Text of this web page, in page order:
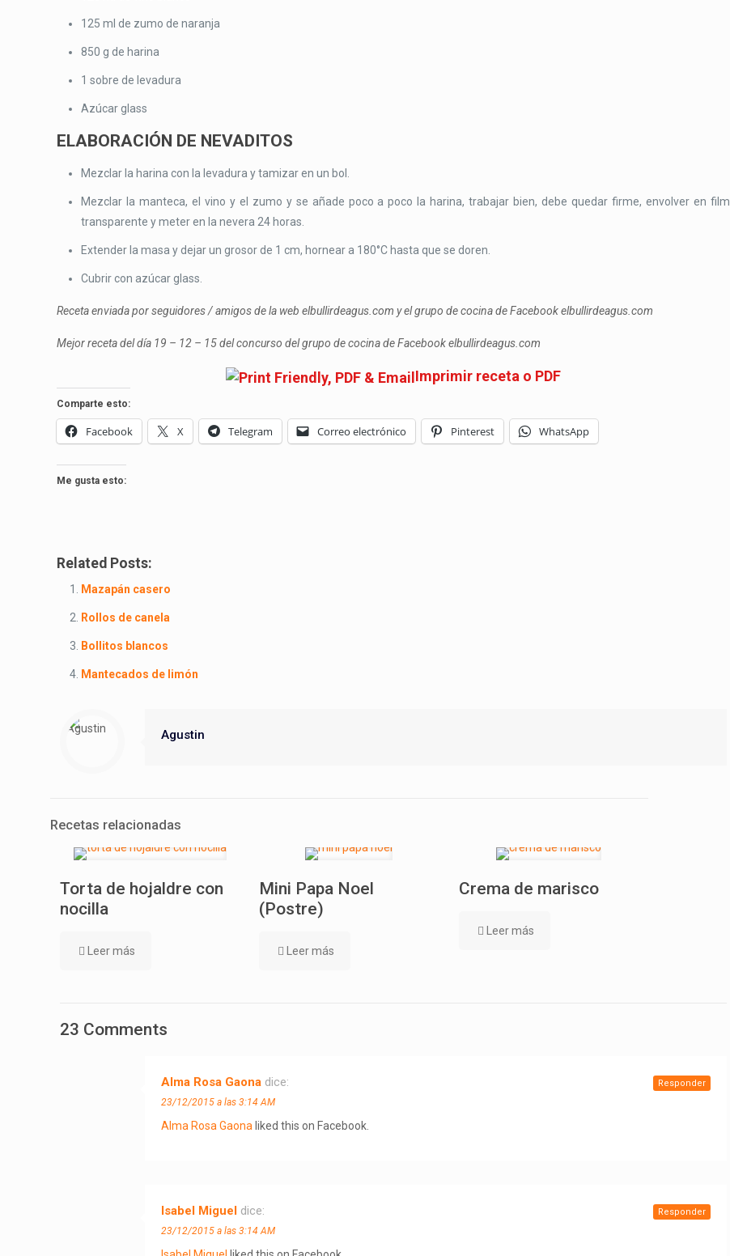
125 ml de zumo de naranja
850 g de harina
1 sobre de levadura
Azúcar glass
ELABORACIÓN DE NEVADITOS
Mezclar la harina con la levadura y tamizar en un bol.
Mezclar la manteca, el vino y el zumo y se añade poco a poco la harina, trabajar bien, debe quedar firme, envolver en film
transparente y meter en la nevera 24 horas.
Extender la masa y dejar un grosor de 1 cm, hornear a 180°C hasta que se doren.
Cubrir con azúcar glass.
Receta enviada por seguidores / amigos de la web elbullirdeagus.com y el grupo de cocina de Facebook elbullirdeagus.com
Mejor receta del día 19 – 12 – 15 del concurso del grupo de cocina de Facebook elbullirdeagus.com
Imprimir receta o PDF
Comparte esto:
Facebook X Telegram Correo electrónico Pinterest WhatsApp
Me gusta esto:
Related Posts:
Mazapán casero
Rollos de canela
Bollitos blancos
Mantecados de limón
Agustin
Recetas relacionadas
Torta de hojaldre con
nocilla
Leer más
Mini Papa Noel
(Postre)
Leer más
Crema de marisco
Leer más
23 Comments
Alma Rosa Gaona dice:
23/12/2015 a las 3:14 AM
Alma Rosa Gaona liked this on Facebook.
Responder
Isabel Miguel dice:
23/12/2015 a las 3:14 AM
Responder